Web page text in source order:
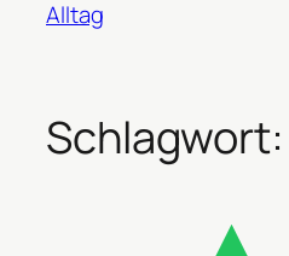
Alltag
Schlagwort: